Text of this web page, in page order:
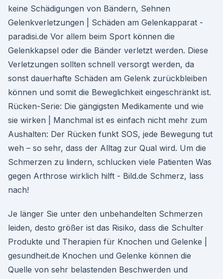
keine Schädigungen von Bändern, Sehnen
Gelenkverletzungen | Schäden am Gelenkapparat -
paradisi.de Vor allem beim Sport können die
Gelenkkapsel oder die Bänder verletzt werden. Diese
Verletzungen sollten schnell versorgt werden, da
sonst dauerhafte Schäden am Gelenk zurückbleiben
können und somit die Beweglichkeit eingeschränkt ist.
Rücken-Serie: Die gängigsten Medikamente und wie
sie wirken | Manchmal ist es einfach nicht mehr zum
Aushalten: Der Rücken funkt SOS, jede Bewegung tut
weh – so sehr, dass der Alltag zur Qual wird. Um die
Schmerzen zu lindern, schlucken viele Patienten Was
gegen Arthrose wirklich hilft - Bild.de Schmerz, lass
nach!
Je länger Sie unter den unbehandelten Schmerzen
leiden, desto größer ist das Risiko, dass die Schulter
Produkte und Therapien für Knochen und Gelenke |
gesundheit.de Knochen und Gelenke können die
Quelle von sehr belastenden Beschwerden und